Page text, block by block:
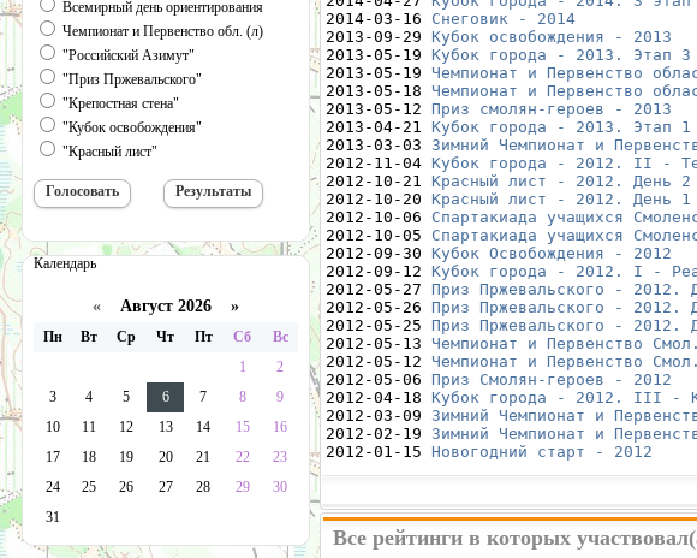
Всемирный день ориентирования
Чемпионат и Первенство обл. (л)
"Российский Азимут"
"Приз Пржевальского"
"Крепостная стена"
"Кубок освобождения"
"Красный лист"
Календарь
« Август 2026 »
Пн Вт Ср Чт Пт Сб
Вс
1
2
3
4 5 6 7 8
9
10
11 12 13 14 15
16
17
18 19 20 21 22
23
24
25 26 27 28 29
30
31
2014-03-16 Снеговик - 2014
2013-09-29 Кубок освобождения - 2013
2013-05-19 Кубок города - 2013. Этап 3
2013-05-19 Чемпионат и Первенство
2013-05-18 Чемпионат и Первенство
2013-05-12 Приз смолян-героев - 2013
2013-04-21 Кубок города - 2013. Этап 1
2013-03-03 Зимний Чемпионат и
2012-11-04 Кубок города - 2012. II -
2012-10-21 Красный лист - 2012. День 2
2012-10-20 Красный лист - 2012. День 1
2012-10-06 Спартакиада учащихся
2012-10-05 Спартакиада учащихся
2012-09-30 Кубок Освобождения - 2012
2012-09-12 Кубок города - 2012. I -
2012-05-27 Приз Пржевальского - 2012.
2012-05-26 Приз Пржевальского - 2012.
2012-05-25 Приз Пржевальского - 2012.
2012-05-13 Чемпионат и Первенство
2012-05-12 Чемпионат и Первенство
2012-05-06 Приз Смолян-героев - 2012
2012-04-18 Кубок города - 2012. III -
2012-03-09 Зимний Чемпионат и
2012-02-19 Зимний Чемпионат и
2012-01-15 Новогодний старт - 2012
Все рейтинги в которых